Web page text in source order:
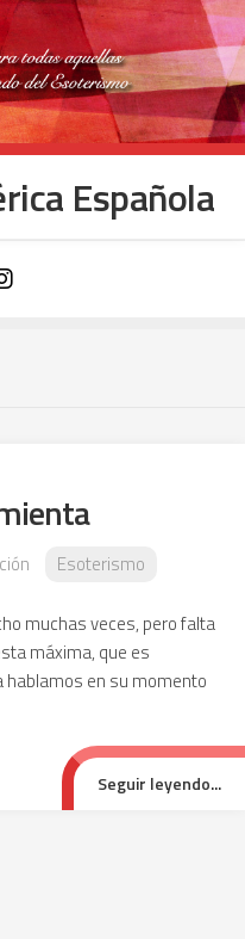
Española
Esoterismo
muchas veces, pero falta
máxima, que es
hablamos en su momento
Seguir leyendo...